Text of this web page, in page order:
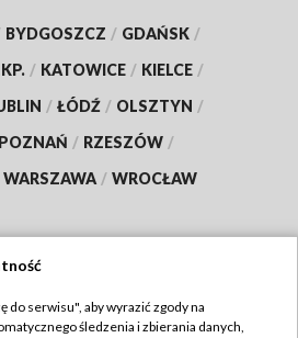
BYDGOSZCZ / GDAŃSK /
/ KATOWICE / KIELCE /
/ ŁÓDŹ / OLSZTYN /
POZNAŃ / RZESZÓW /
WARSZAWA / WROCŁAW
TVP
do serwisu", aby wyrazić zgody na
śledzenia i zbierania danych,